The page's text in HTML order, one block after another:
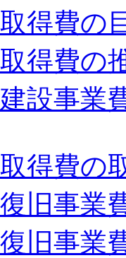
得費の
得費の
設事業
得費の
旧事業
旧事業